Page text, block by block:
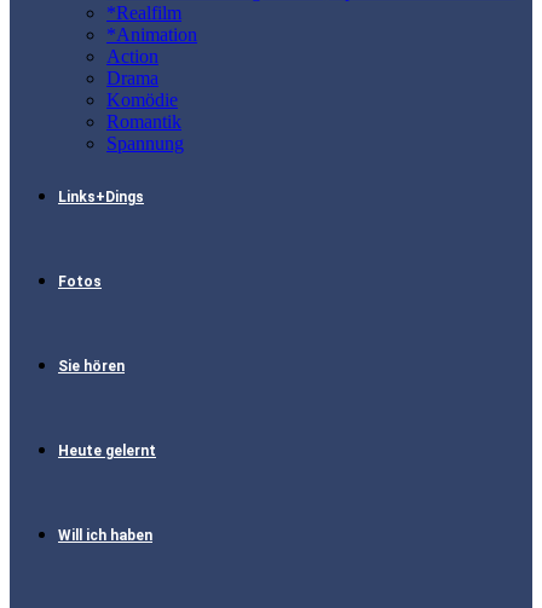
*Realfilm
*Animation
Action
Drama
Komödie
Romantik
Spannung
Links+Dings
Fotos
Sie hören
Heute gelernt
Will ich haben